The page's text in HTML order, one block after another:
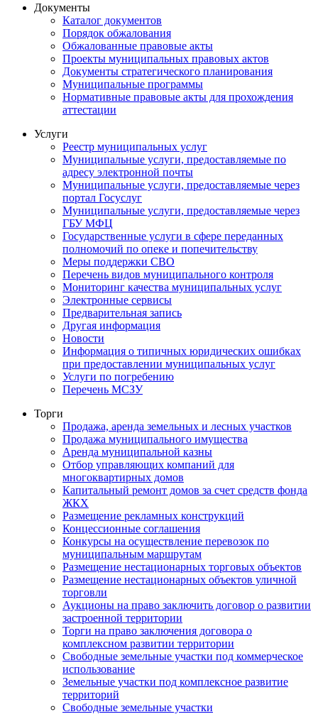
Документы
Каталог документов
Порядок обжалования
Обжалованные правовые акты
Проекты муниципальных правовых актов
Документы стратегического планирования
Муниципальные программы
Нормативные правовые акты для прохождения
аттестации
Услуги
Реестр муниципальных услуг
Муниципальные услуги, предоставляемые по
адресу электронной почты
Муниципальные услуги, предоставляемые через
портал Госуслуг
Муниципальные услуги, предоставляемые через
ГБУ МФЦ
Государственные услуги в сфере переданных
полномочий по опеке и попечительству
Меры поддержки СВО
Перечень видов муниципального контроля
Мониторинг качества муниципальных услуг
Электронные сервисы
Предварительная запись
Другая информация
Новости
Информация о типичных юридических ошибках
при предоставлении муниципальных услуг
Услуги по погребению
Перечень МСЗУ
Торги
Продажа, аренда земельных и лесных участков
Продажа муниципального имущества
Аренда муниципальной казны
Отбор управляющих компаний для
многоквартирных домов
Капитальный ремонт домов за счет средств фонда
ЖКХ
Размещение рекламных конструкций
Концессионные соглашения
Конкурсы на осуществление перевозок по
муниципальным маршрутам
Размещение нестационарных торговых объектов
Размещение нестационарных объектов уличной
торговли
Аукционы на право заключить договор о развитии
застроенной территории
Торги на право заключения договора о
комплексном развитии территории
Свободные земельные участки под коммерческое
использование
Земельные участки под комплексное развитие
территорий
Свободные земельные участки